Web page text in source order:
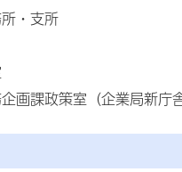
・支所
画課政策室（企業局新庁